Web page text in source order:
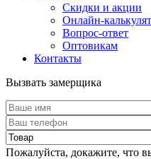
Скидки и акции
Онлайн-
Вопрос-ответ
Оптовикам
Контакты
Вызвать замерщика
Пожалуйста, докажите, что